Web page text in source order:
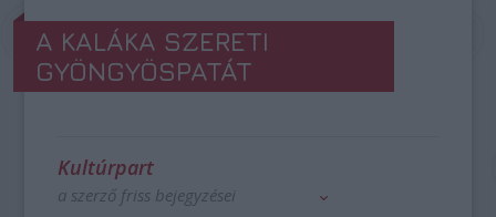
A KALÁKA SZERETI
GYÖNGYÖSPATÁT
Kultúrpart
a szerző friss bejegyzései